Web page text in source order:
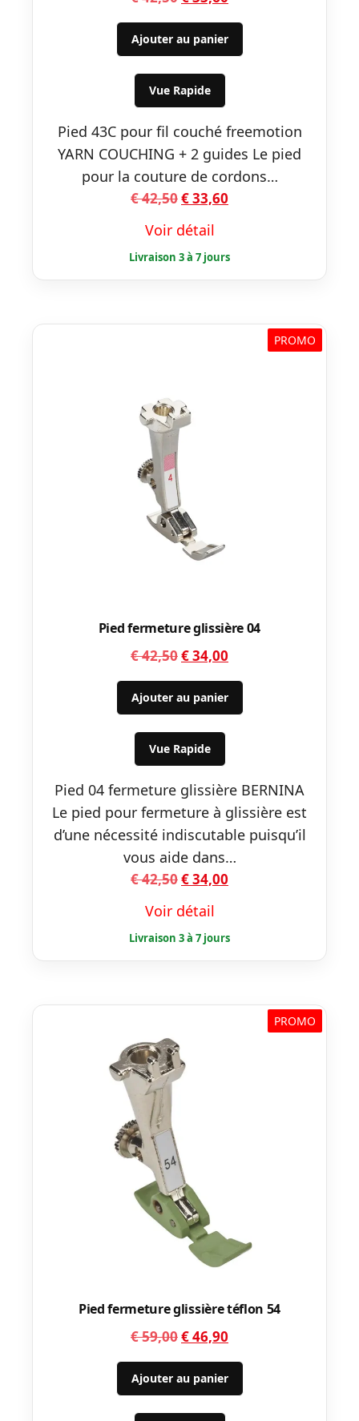
prix
initial
était :
€ 42,50.
prix
actuel
est :
Ajouter au panier
Vue Rapide
Pied 43C pour fil couché freemotion
YARN COUCHING + 2 guides Le pied
pour la couture de cordons…
€42,50Le
initial
était :
€ 42,50.
€33,60
est :
€ 33,60.
Voir détail
PROMO
Pied fermeture glissière 04
€42,50Le
prix
initial
était :
€ 42,50.
€34,00
prix
actuel
est :
Ajouter au panier
Vue Rapide
Pied 04 fermeture glissière BERNINA
Le pied pour fermeture à glissière est
d’une nécessité indiscutable puisqu’il
vous aide dans…
€42,50Le
initial
était :
€ 42,50.
€34,00
est :
€ 34,00.
Voir détail
PROMO
Pied fermeture glissière téflon 54
€59,00Le
prix
initial
était :
€46,90
prix
actuel
est :
Ajouter au panier